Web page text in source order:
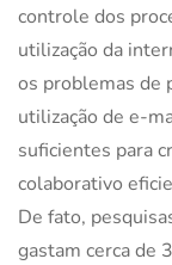
controle dos
utilização da
os problemas de
utilização de e-
suficientes para
colaborativo
De fato,
gastam cerca de